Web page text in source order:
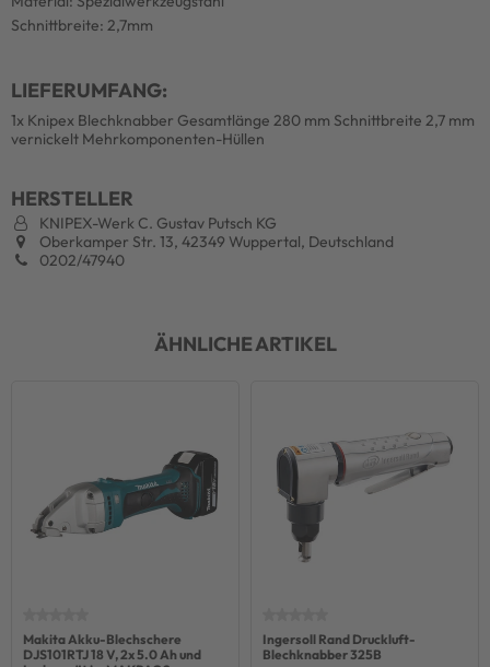
Schnittbreite: 2,7mm
LIEFERUMFANG:
1x Knipex Blechknabber Gesamtlänge 280 mm Schnittbreite 2,7 mm
vernickelt Mehrkomponenten-Hüllen
HERSTELLER
KNIPEX-Werk C. Gustav Putsch KG
Oberkamper Str. 13, 42349 Wuppertal, Deutschland
0202/47940
ÄHNLICHE ARTIKEL
Makita Akku-Blechschere
DJS101RTJ 18 V, 2x 5.0 Ah und
Ingersoll Rand Druckluft-
Blechknabber 325B